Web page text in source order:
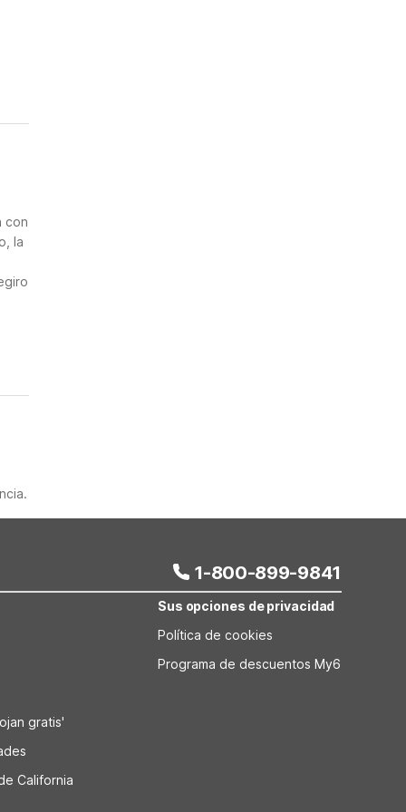
con
la
1-800-899-9841
gratis'
California
Sus opciones de privacidad
Política de cookies
Programa de descuentos My6